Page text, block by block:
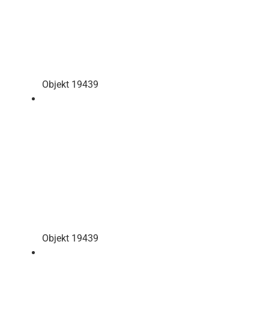
Objekt 19439
Objekt 19439